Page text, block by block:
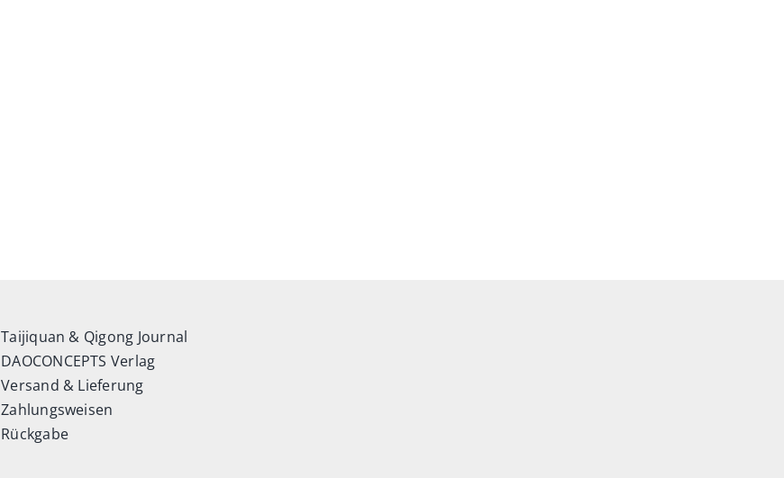
Taijiquan & Qigong Journal
DAOCONCEPTS Verlag
Versand & Lieferung
Zahlungsweisen
Rückgabe